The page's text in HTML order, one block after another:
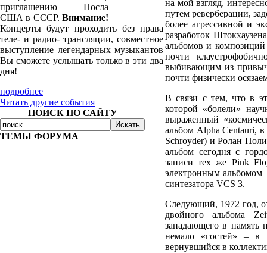
приглашению Посла
США в СССР. Внимание!
Концерты будут проходить без права
теле- и радио- трансляции, совместное
выступление легендарных музыкантов
Вы сможете услышать только в эти два
дня!
подробнее
Читать другие события
ПОИСК ПО САЙТУ
ТЕМЫ ФОРУМА
на мой взгляд,
путем реверберации,
более агрессивной и
разработок
альбомов и
почти
выбивающим из
почти физически
В связи с тем, что в
которой «болели»
выраженный
альбом Alpha Centauri,
Schroyder) и Ролан
альбом сегодня с
записи тех же Pink
электронным альбомом
синтезатора VCS 3.
Следующий, 1972 год,
двойного альбома
западающего в память
немало «гостей» – в
вернувшийся в